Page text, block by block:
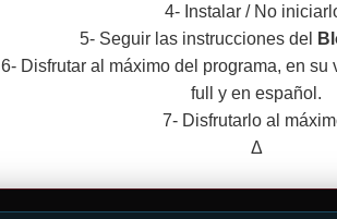
4- Instalar / No
5- Seguir las instrucciones del
6- Disfrutar al máximo del programa, en su
full y en español.
7- Disfrutarlo al
Δ